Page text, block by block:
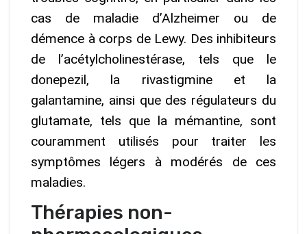
cas de maladie d’Alzheimer ou de
démence à corps de Lewy. Des inhibiteurs
de l’acétylcholinestérase, tels que le
donepezil, la rivastigmine et la
galantamine, ainsi que des régulateurs du
glutamate, tels que la mémantine, sont
couramment utilisés pour traiter les
symptômes légers à modérés de ces
maladies.
Thérapies non-